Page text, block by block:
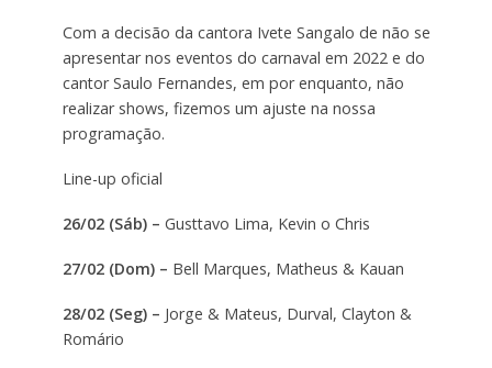
Com a decisão da cantora Ivete Sangalo de não se
apresentar nos eventos do carnaval em 2022 e do
cantor Saulo Fernandes, em por enquanto, não
realizar shows, fizemos um ajuste na nossa
programação.
Line-up oficial
26/02 (Sáb) – Gusttavo Lima, Kevin o Chris
27/02 (Dom) – Bell Marques, Matheus & Kauan
28/02 (Seg) – Jorge & Mateus, Durval, Clayton &
Romário